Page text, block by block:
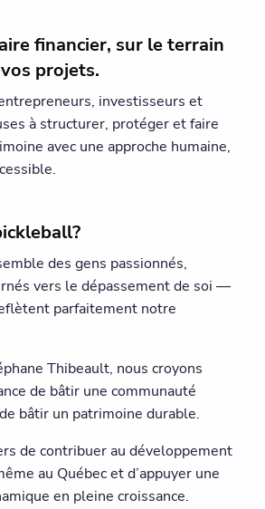
financier, sur le terrain
projets.
investisseurs et
à structurer, protéger et faire
avec une approche humaine,
des gens passionnés,
vers le dépassement de soi —
parfaitement notre
Thibeault, nous croyons
de bâtir une communauté
bâtir un patrimoine durable.
de contribuer au développement
au Québec et d’appuyer une
en pleine croissance.